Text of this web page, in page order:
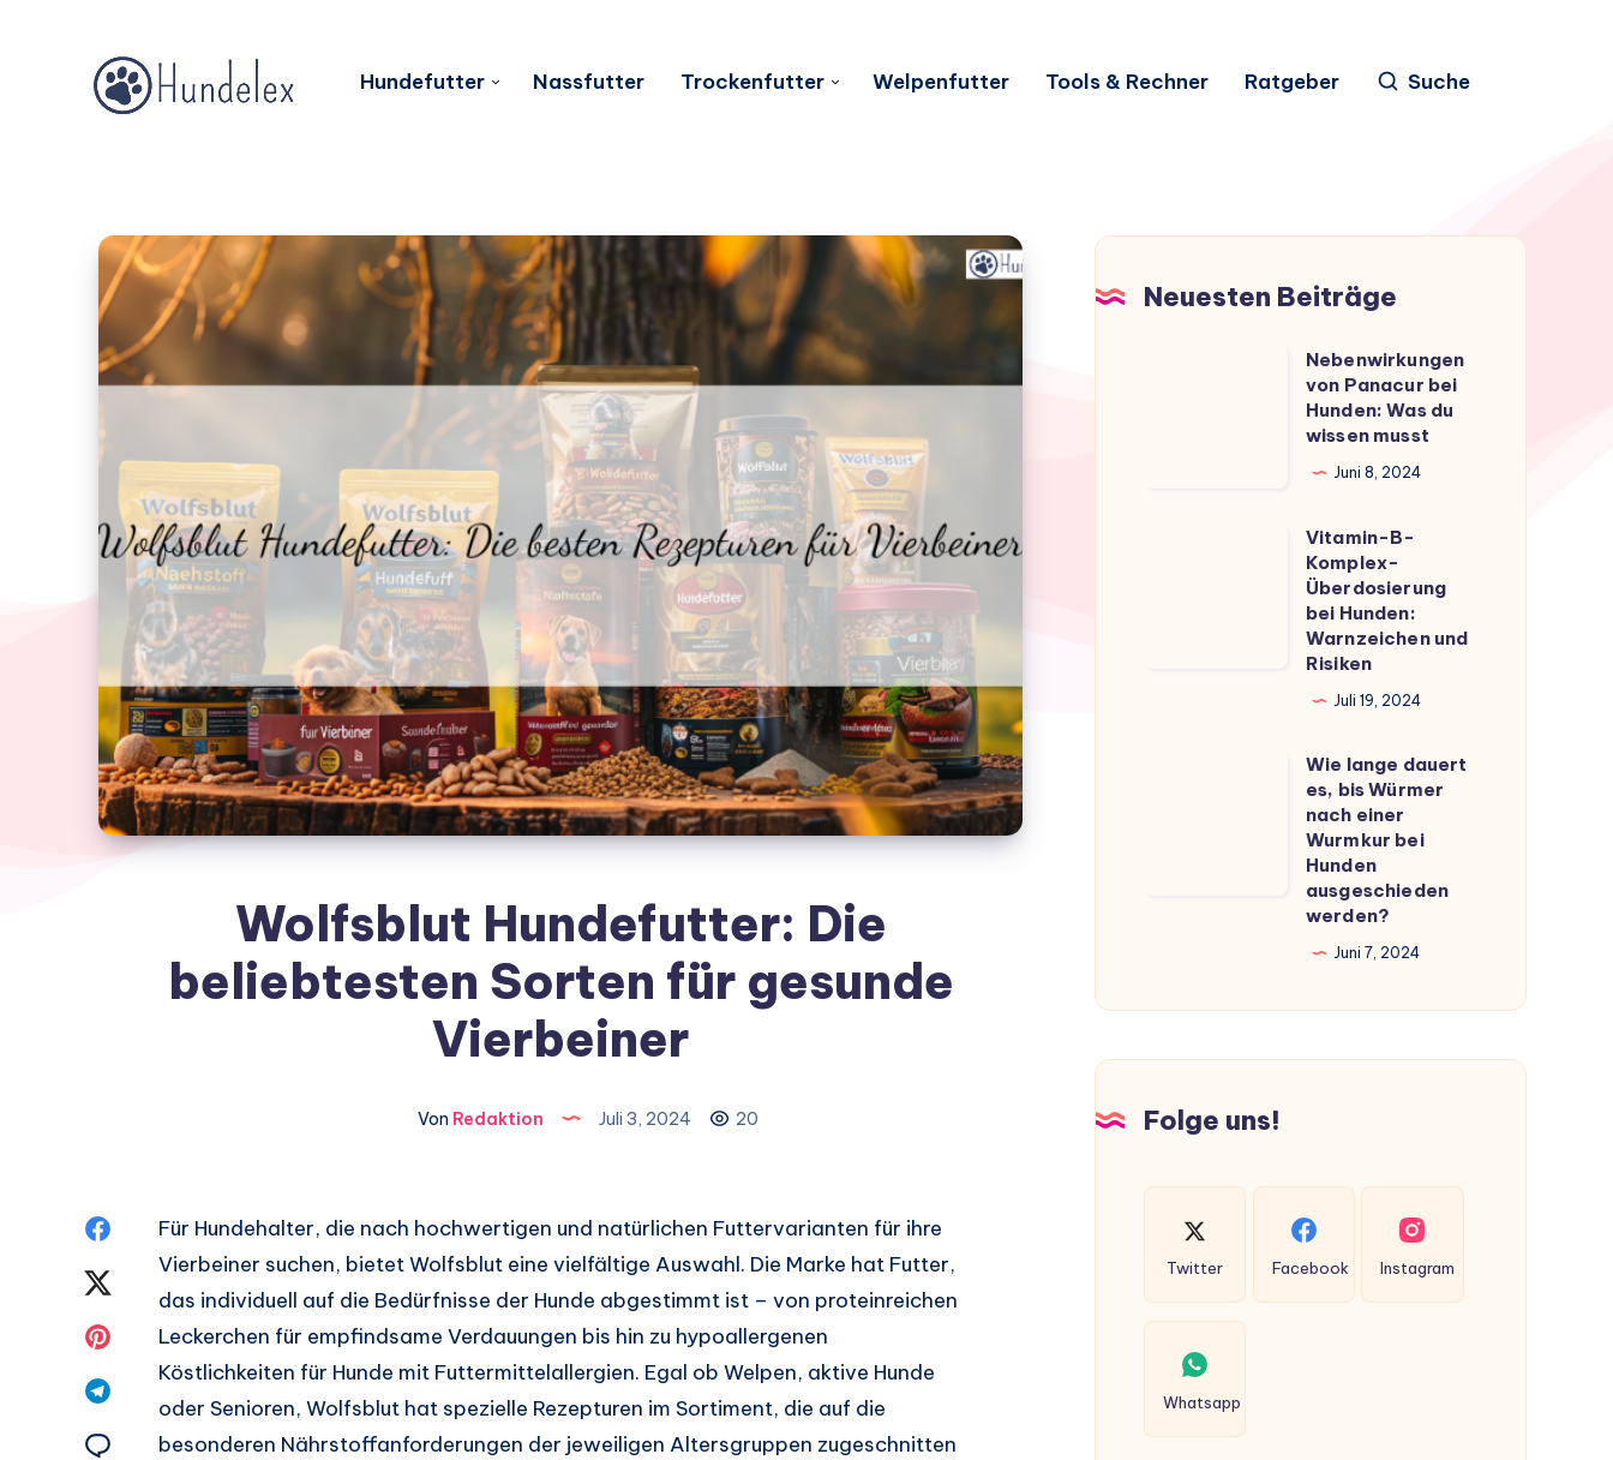
Hundefutter Nassfutter Trockenfutter Welpenfutter Tools & Rechner Ratgeber Suche
Wolfsblut Hundefutter: Die
beliebtesten Sorten für gesunde
Vierbeiner
Von Redaktion Juli 3, 2024 20
Facebook
teilen.
Twitter
teilen.
Pinterest
teilen.
Telegram
Für Hundehalter, die nach hochwertigen und natürlichen Futtervarianten für ihre
Vierbeiner suchen, bietet Wolfsblut eine vielfältige Auswahl. Die Marke hat Futter,
das individuell auf die Bedürfnisse der Hunde abgestimmt ist – von proteinreichen
Leckerchen für empfindsame Verdauungen bis hin zu hypoallergenen
Köstlichkeiten für Hunde mit Futtermittelallergien. Egal ob Welpen, aktive Hunde
oder Senioren, Wolfsblut hat spezielle Rezepturen im Sortiment, die auf die
besonderen Nährstoffanforderungen der jeweiligen Altersgruppen zugeschnitten
Neuesten Beiträge
Nebenwirkungen
von Panacur bei
Hunden: Was du
wissen musst
Juni 8, 2024
Vitamin-B-
Komplex-
Überdosierung
bei Hunden:
Warnzeichen und
Risiken
Juli 19, 2024
Hunden
ausgeschieden
Wie lange dauert
es, bis Würmer
nach einer
Wurmkur bei
Hunden
ausgeschieden
werden?
Juni 7, 2024
Folge uns!
Twitter Facebook Instagram
Whatsapp